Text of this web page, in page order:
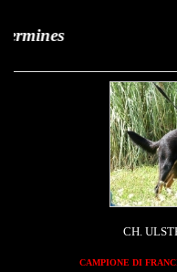
CH.
CAMPIONE DI